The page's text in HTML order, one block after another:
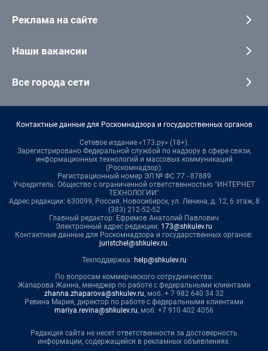
Реклама на сайте
Наши вакансии
Все города сети
Контактные данные для Роскомнадзора и государственных органов
Сетевое издание «173.ру» (18+).
Зарегистрировано Федеральной службой по надзору в сфере связи,
информационных технологий и массовых коммуникаций
(Роскомнадзор).
Регистрационный номер ЭЛ № ФС 77 - 87889
Учредитель: Общество с ограниченной ответственностью "ИНТЕРНЕТ
ТЕХНОЛОГИИ"
Адрес редакции: 630099, Россия, Новосибирск, ул. Ленина, д. 12, 6 этаж, 8
(383) 212-52-52
Главный редактор: Ефремов Анатолий Павлович
Электронный адрес редакции: 173@shkulev.ru
Контактные данные для Роскомнадзора и государственных органов:
juristchel@shkulev.ru.
Техподдержка: help@shkulev.ru
По вопросам коммерческого сотрудничества:
Жапарова Жанна, менеджер по работе с федеральными клиентами
zhanna.zhaparova@shkulev.ru, моб. + 7 982 640 34 32
Ревина Мария, директор по работе с федеральными клиентами
mariya.revina@shkulev.ru, моб. +7 910 402 4056
Редакция сайта не несет ответственности за достоверность
информации, содержащейся в рекламных объявлениях.